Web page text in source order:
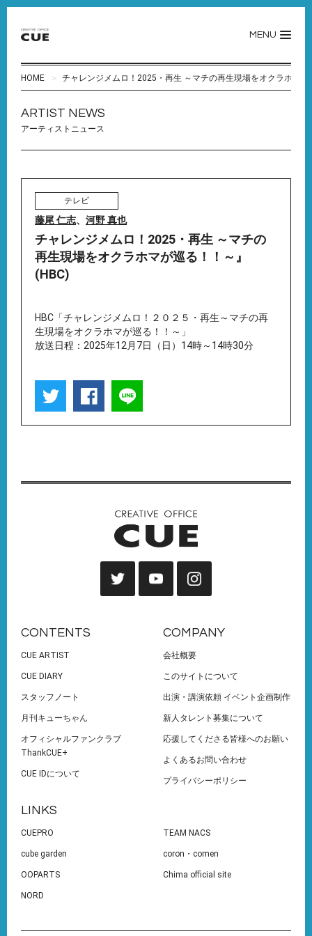
MENU
HOME チャレンジメムロ！2025・再生 ～マチの再生現場をオクラホマが
ARTIST NEWS
アーティストニュース
テレビ
藤尾 仁志、 河野 真也
チャレンジメムロ！2025・再生 ～マチの
再生現場をオクラホマが巡る！！～』
(HBC)
HBC「チャレンジメムロ！２０２５・再生～マチの再
生現場をオクラホマが巡る！！～」
放送日程：2025年12月7日（日）14時～14時30分
CONTENTS
CUE ARTIST
CUE DIARY
スタッフノート
月刊キューちゃん
オフィシャルファンクラブ
ThankCUE+
CUE IDについて
COMPANY
会社概要
このサイトについて
出演・講演依頼 イベント企画制作
新人タレント募集について
応援してくださる皆様へのお願い
よくあるお問い合わせ
プライバシーポリシー
LINKS
CUEPRO TEAM NACS
cube garden coron・comen
OOPARTS Chima official site
NORD